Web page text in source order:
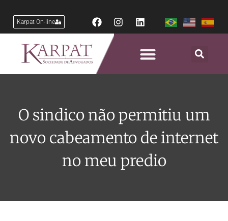
Karpat On-line
O sindico não permitiu um
novo cabeamento de internet
no meu predio